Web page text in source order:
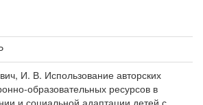
И. В. Использование авторских
образовательных ресурсов в
и социальной адаптации детей с